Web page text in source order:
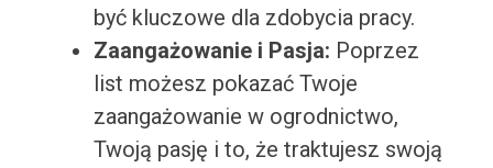
być kluczowe dla zdobycia pracy.
Zaangażowanie i Pasja: Poprzez
list możesz pokazać Twoje
zaangażowanie w ogrodnictwo,
Twoją pasję i to, że traktujesz swoją